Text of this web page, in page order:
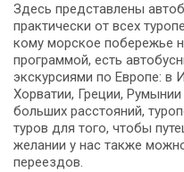
Здесь представлены
практически от всех
кому морское побережье
программой, есть
экскурсиями по Европе: в
Хорватии, Греции,
больших расстояний,
туров для того, чтобы
желании у нас также
переездов.